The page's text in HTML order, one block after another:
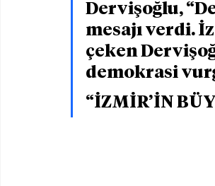
Dervişoğlu,
mesajı verdi.
çeken
demokrasi
“İZMİR’İN